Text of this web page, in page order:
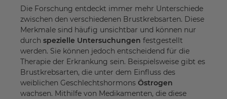
Die Forschung entdeckt immer mehr Unterschiede
zwischen den verschiedenen Brustkrebsarten. Diese
Merkmale sind häufig unsichtbar und können nur
durch spezielle Untersuchungen festgestellt
werden. Sie können jedoch entscheidend für die
Therapie der Erkrankung sein. Beispielsweise gibt es
Brustkrebsarten, die unter dem Einfluss des
weiblichen Geschlechtshormons Östrogen
wachsen. Mithilfe von Medikamenten, die diese